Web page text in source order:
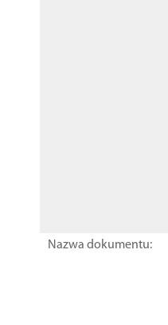
Nazwa dokumentu: